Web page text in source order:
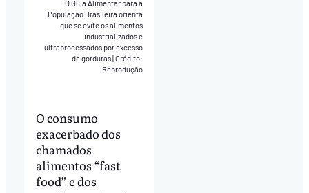
O Guia Alimentar para a
População Brasileira orienta
que se evite os alimentos
industrializados e
ultraprocessados por excesso
de gorduras|Crédito:
Reprodução
O consumo
exacerbado dos
chamados
alimentos “fast
food” e dos